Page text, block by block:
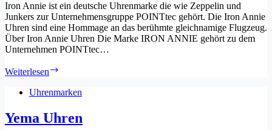
Iron Annie ist ein deutsche Uhrenmarke die wie Zeppelin und
Junkers zur Unternehmensgruppe POINTtec gehört. Die Iron Annie
Uhren sind eine Hommage an das berühmte gleichnamige Flugzeug.
Über Iron Annie Uhren Die Marke IRON ANNIE gehört zu dem
Unternehmen POINTtec…
Weiterlesen
Uhren
Uhrenmarken
Yema Uhren